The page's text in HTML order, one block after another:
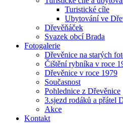
Turistické cíle
Ubytování ve
Dřevěňáček
Svazek obcí Brada
Fotogalerie
Dřevěnice na starých
Čištění rybníka v roce
Dřevěnice v roce 1979
Současnost
Pohlednice z Dřevěnice
3.sjezd rodáků a přátel
Akce
Kontakt